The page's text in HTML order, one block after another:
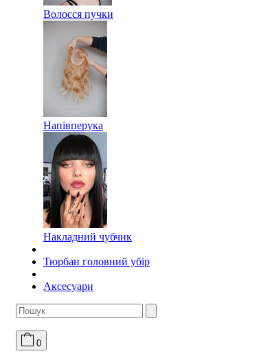
Волосся пучки
Напівперука
Накладний чубчик
Тюрбан головний убір
Аксесуари
0